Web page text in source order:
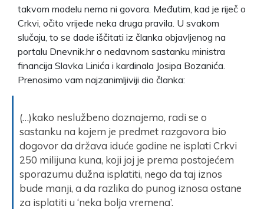
takvom modelu nema ni govora. Međutim, kad je riječ o
Crkvi, očito vrijede neka druga pravila. U svakom
slučaju, to se dade iščitati iz članka objavljenog na
portalu Dnevnik.hr o nedavnom sastanku ministra
financija Slavka Linića i kardinala Josipa Bozanića.
Prenosimo vam najzanimljiviji dio članka:
(…)kako neslužbeno doznajemo, radi se o
sastanku na kojem je predmet razgovora bio
dogovor da država iduće godine ne isplati Crkvi
250 milijuna kuna, koji joj je prema postojećem
sporazumu dužna isplatiti, nego da taj iznos
bude manji, a da razlika do punog iznosa ostane
za isplatiti u ‘neka bolja vremena’.